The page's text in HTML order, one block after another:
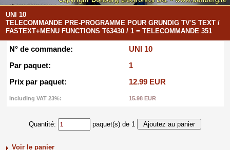
UNI 10
TELECOMMANDE PRE-PROGRAMME POUR GRUNDIG TV'S TEXT /
FASTEXT+MENU FUNCTIONS T63430 / 1 = TELECOMMANDE 351
N° de commande:
UNI 10
Par paquet:
1
Prix par paquet:
12.99 EUR
Including VAT 23%: 15.98 EUR
Quantité: paquet(s) de 1
Voir le panier